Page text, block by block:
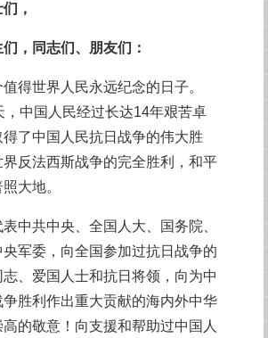
，
，同志们、朋友们：
得世界人民永远纪念的日子。
，中国人民经过长达14年艰苦卓
了中国人民抗日战争的伟大胜
反法西斯战争的完全胜利，和平
大地。
中共中央、全国人大、国务院、
军委，向全国参加过抗日战争的
、爱国人士和抗日将领，向为中
争胜利作出重大贡献的海内外中华
高的敬意！向支援和帮助过中国人